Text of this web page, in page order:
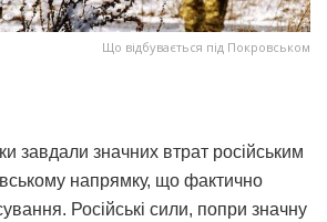
Що відбувається під Покровськом
завдали значних втрат російським
напрямку, що фактично
Російські сили, попри значну